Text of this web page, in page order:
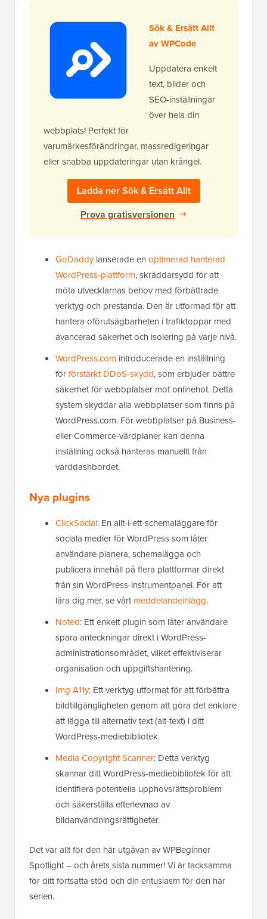
Sök & Ersätt Allt
av WPCode
Uppdatera enkelt
text, bilder och
SEO-inställningar
över hela din
webbplats! Perfekt för
varumärkesförändringar, massredigeringar
eller snabba uppdateringar utan krångel.
Ladda ner Sök & Ersätt Allt
Prova gratisversionen
GoDaddylanserade en optimerad hanterad
WordPress-plattform, skräddarsydd för att
möta utvecklarnas behov med förbättrade
verktyg och prestanda. Den är utformad för att
hantera oförutsägbarheten i trafiktoppar med
avancerad säkerhet och isolering på varje nivå.
WordPress.com introducerade en inställning
förförstärkt DDoS-skydd, som erbjuder bättre
säkerhet för webbplatser mot onlinehot. Detta
system skyddar alla webbplatser som finns på
WordPress.com. För webbplatser på Business-
eller Commerce-värdplaner kan denna
inställning också hanteras manuellt från
värddashbordet.
Nya plugins
ClickSocial: En allt-i-ett-schemaläggare för
sociala medier för WordPress som låter
användare planera, schemalägga och
publicera innehåll på flera plattformar direkt
från sin WordPress-instrumentpanel. För att
lära dig mer, se vårtmeddelandeinlägg.
Noted: Ett enkelt plugin som låter användare
spara anteckningar direkt i WordPress-
administrationsområdet, vilket effektiviserar
organisation och uppgiftshantering.
Img A11y: Ett verktyg utformat för att förbättra
bildtillgängligheten genom att göra det enklare
att lägga till alternativ text (alt-text) i ditt
WordPress-mediebibliotek.
Media Copyright Scanner: Detta verktyg
skannar ditt WordPress-mediebibliotek för att
identifiera potentiella upphovsrättsproblem
och säkerställa efterlevnad av
bildanvändningsrättigheter.
Det var allt för den här utgåvan av WPBeginner
Spotlight – och årets sista nummer! Vi är tacksamma
för ditt fortsatta stöd och din entusiasm för den här
serien.